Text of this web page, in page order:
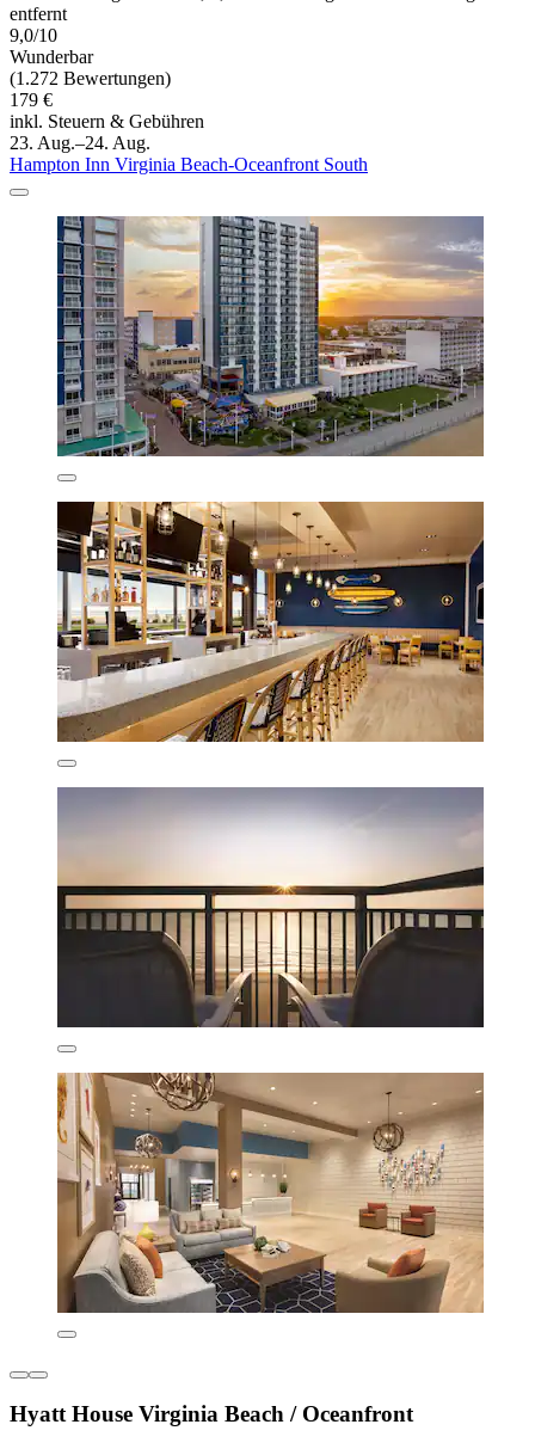
entfernt
9,0/10
Wunderbar
(1.272 Bewertungen)
179 €
inkl. Steuern & Gebühren
23. Aug.–24. Aug.
Hampton Inn Virginia Beach-Oceanfront South
Hyatt House Virginia Beach / Oceanfront